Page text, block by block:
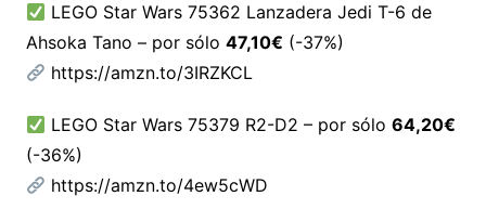
LEGO Star Wars 75362 Lanzadera Jedi T-6 de
Ahsoka Tano – por sólo 47,10€ (-37%)
https://amzn.to/3IRZKCL
LEGO Star Wars 75379 R2-D2 – por sólo64,20€
(-36%)
https://amzn.to/4ew5cWD